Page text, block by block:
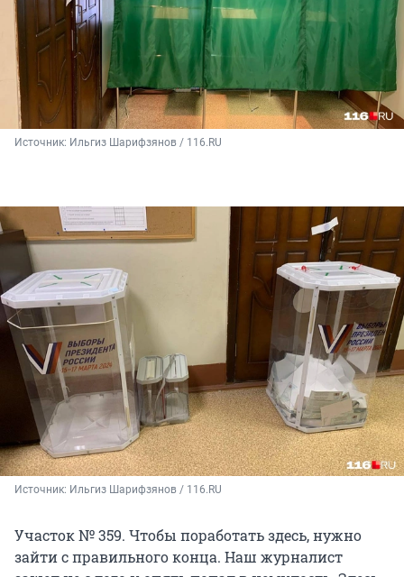
Источник: Ильгиз Шарифзянов / 116.RU
Источник: Ильгиз Шарифзянов / 116.RU
Участок № 359. Чтобы поработать здесь, нужно
зайти с правильного конца. Наш журналист